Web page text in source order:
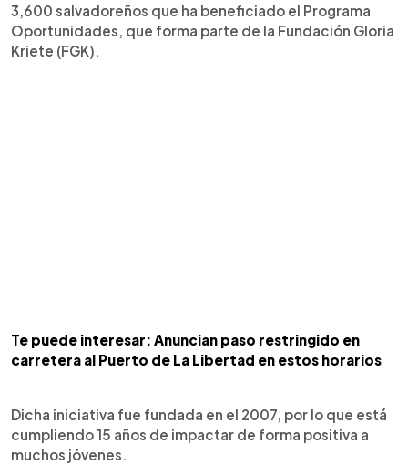
3,600 salvadoreños que ha beneficiado el Programa
Oportunidades, que forma parte de la Fundación Gloria
Kriete (FGK).
Te puede interesar: Anuncian paso restringido en
carretera al Puerto de La Libertad en estos horarios
Dicha iniciativa fue fundada en el 2007, por lo que está
cumpliendo 15 años de impactar de forma positiva a
muchos jóvenes.